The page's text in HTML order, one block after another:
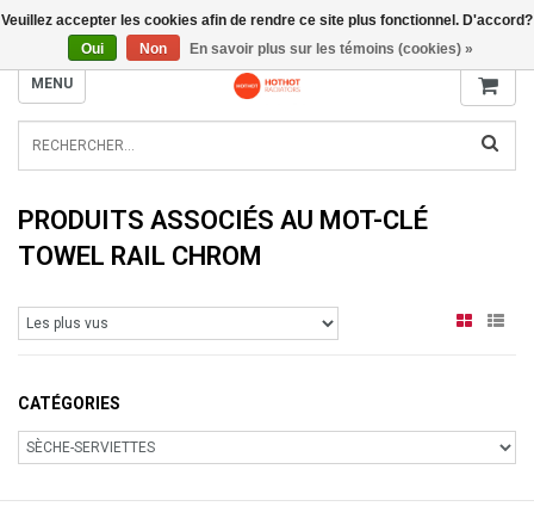
INFO@RADIATORS.SHOP
MENU
PRODUITS ASSOCIÉS AU MOT-CLÉ
TOWEL RAIL CHROM
CATÉGORIES
Veuillez accepter les cookies afin de rendre ce site plus fonctionnel. D'accord?
Oui
Non En savoir plus sur les témoins (cookies) »